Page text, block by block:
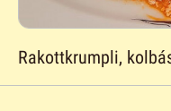
Rakottkrumpli,